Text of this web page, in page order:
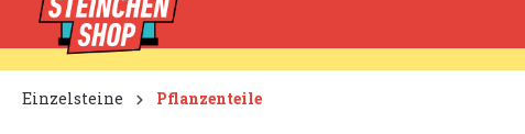
Einzelsteine Pflanzenteile